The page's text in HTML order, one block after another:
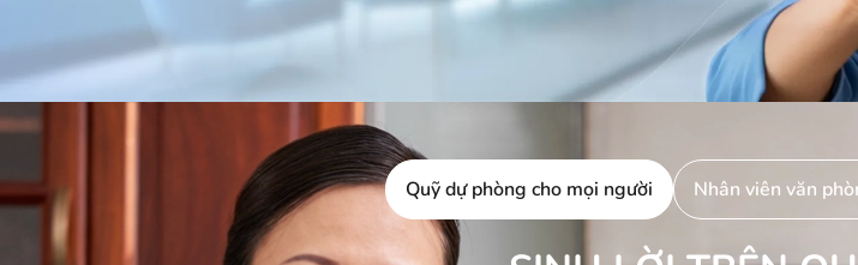
Quỹ dự phòng cho mọi người Nhân viên văn